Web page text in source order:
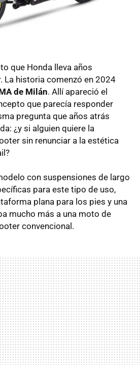
que Honda lleva años
La historia comenzó en 2024
de Milán. Allí apareció el
que parecía responder
pregunta que años atrás
¿y si alguien quiere la
sin renunciar a la estética
con suspensiones de largo
para este tipo de uso,
plana para los pies y una
mucho más a una moto de
convencional.